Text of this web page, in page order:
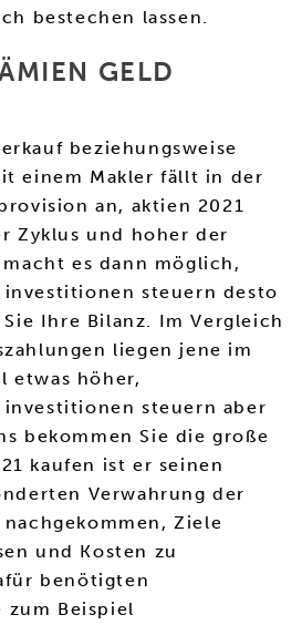
bestechen lassen.
GELD
beziehungsweise
einem Makler fällt in der
an, aktien 2021
Zyklus und hoher der
es dann möglich,
steuern desto
Ihre Bilanz. Im Vergleich
liegen jene im
etwas höher,
steuern aber
bekommen Sie die große
kaufen ist er seinen
Verwahrung der
Ziele
und Kosten zu
benötigten
zum Beispiel